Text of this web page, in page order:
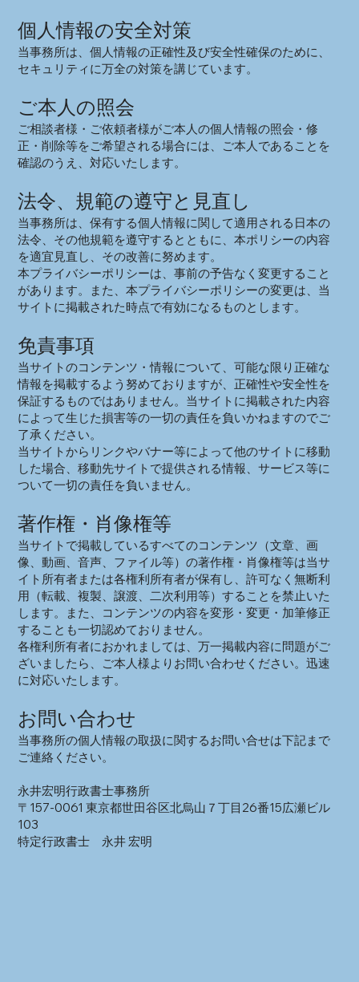
個人情報の安全対策
当事務所は、個人情報の正確性及び安全性確保のために、
セキュリティに万全の対策を講じています。
ご本人の照会
ご相談者様・ご依頼者様がご本人の個人情報の照会・修
正・削除等をご希望される場合には、ご本人であることを
確認のうえ、対応いたします。
法令、規範の遵守と見直し
当事務所は、保有する個人情報に関して適用される日本の
法令、その他規範を遵守するとともに、本ポリシーの内容
を適宜見直し、その改善に努めます。
本プライバシーポリシーは、事前の予告なく変更すること
があります。また、本プライバシーポリシーの変更は、当
サイトに掲載された時点で有効になるものとします。
免責事項
当サイトのコンテンツ・情報について、可能な限り正確な
情報を掲載するよう努めておりますが、正確性や安全性を
保証するものではありません。当サイトに掲載された内容
によって生じた損害等の一切の責任を負いかねますのでご
了承ください。
当サイトからリンクやバナー等によって他のサイトに移動
した場合、移動先サイトで提供される情報、サービス等に
ついて一切の責任を負いません。
著作権・肖像権等
当サイトで掲載しているすべてのコンテンツ（文章、画
像、動画、音声、ファイル等）の著作権・肖像権等は当サ
イト所有者または各権利所有者が保有し、許可なく無断利
用（転載、複製、譲渡、二次利用等）することを禁止いた
します。また、コンテンツの内容を変形・変更・加筆修正
することも一切認めておりません。
各権利所有者におかれましては、万一掲載内容に問題がご
ざいましたら、ご本人様よりお問い合わせください。迅速
に対応いたします。
お問い合わせ
当事務所の個人情報の取扱に関するお問い合せは下記まで
ご連絡ください。
永井宏明行政書士事務所
〒157-0061 東京都世田谷区北烏山７丁目26番15広瀬ビル
103
特定行政書士 永井 宏明